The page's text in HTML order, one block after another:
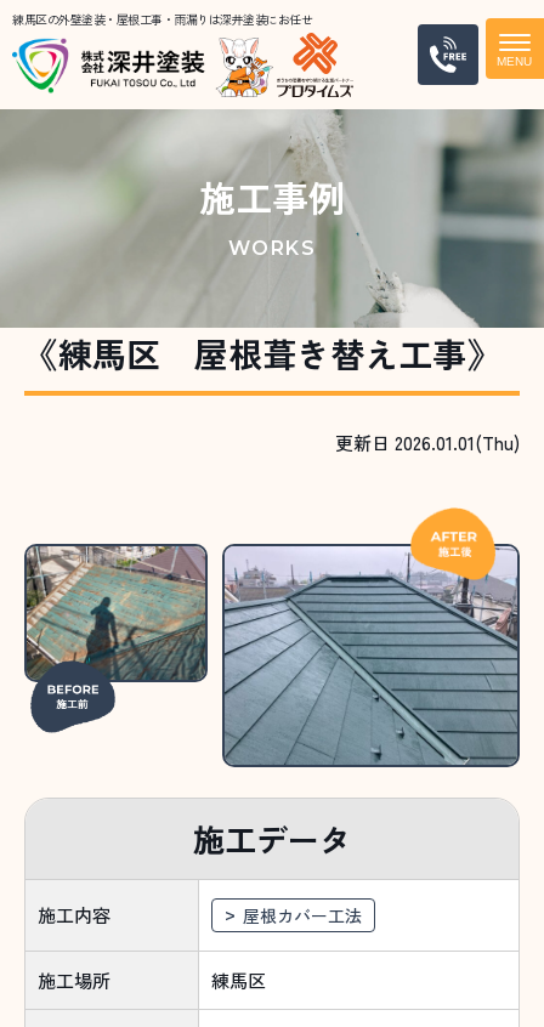
練馬区の外壁塗装・屋根工事・雨漏りは深井塗装にお任せ
電話
施工事例
WORKS
《練馬区 屋根葺き替え工事》
更新日 2026.01.01(Thu)
施工データ
施工内容 屋根カバー工法
施工場所 練馬区